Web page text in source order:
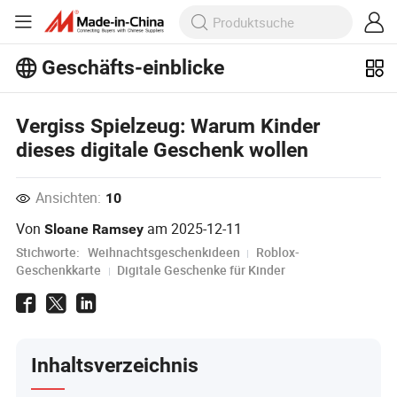
Geschäfts-einblicke
im Bereich Business Insights!
Mehr Anzeigen
Vergiss Spielzeug: Warum Kinder
dieses digitale Geschenk wollen
Ansichten: 10
VonSloane Ramsey am2025-12-11
Stichworte: Weihnachtsgeschenkideen
Roblox-
Geschenkkarte
Digitale Geschenke für Kinder
Inhaltsverzeichnis